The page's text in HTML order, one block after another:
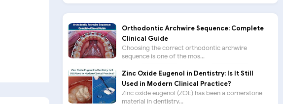
Orthodontic Archwire Sequence: Complete
Clinical Guide
Choosing the correct orthodontic archwire
sequence is one of the mos...
Zinc Oxide Eugenol in Dentistry: Is It Still
Used in Modern Clinical Practice?
Zinc oxide eugenol (ZOE) has been a cornerstone
material in dentistry...